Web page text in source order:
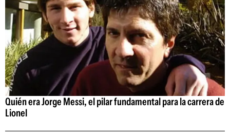
Quién era Jorge Messi, el pilar fundamental para la carrera de
Lionel